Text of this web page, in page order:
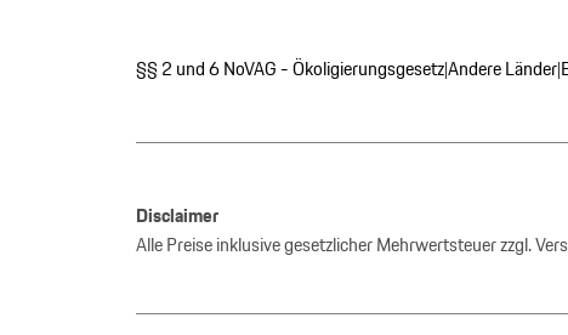
§§ 2 und 6 NoVAG - Ökoligierungsgesetz|Andere Länder|
Disclaimer
Alle Preise inklusive gesetzlicher Mehrwertsteuer zzgl.